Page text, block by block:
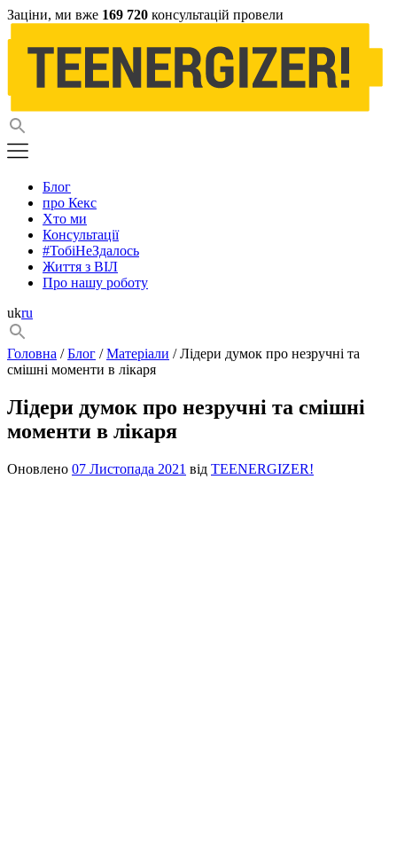
Заціни, ми вже 169 720 консультацій провели
Блог
про Кекс
Хто ми
Консультації
#ТобіНеЗдалось
Життя з ВІЛ
Про нашу роботу
ukru
Головна /Блог /Матеріали / Лідери думок про незручні та
смішні моменти в лікаря
Лідери думок про незручні та смішні
моменти в лікаря
Оновлено 07 Листопада 2021 від TEENERGIZER!